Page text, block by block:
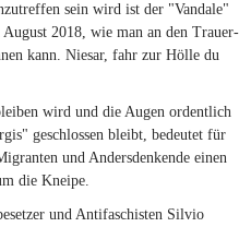
sein wird ist der "Vandale"
2018, wie man an den Trauer-
kann. Niesar, fahr zur Hölle du
wird und die Augen ordentlich
geschlossen bleibt, bedeutet für
und Andersdenkende einen
die Kneipe.
und Antifaschisten Silvio